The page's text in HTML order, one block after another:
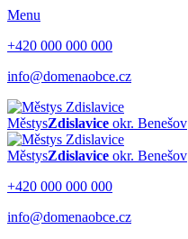
Menu
+420 000 000 000
info@domenaobce.cz
MěstysZdislavice okr. Benešov
MěstysZdislavice okr. Benešov
+420 000 000 000
info@domenaobce.cz